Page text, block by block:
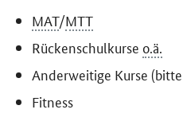
MAT/MTT
Rückenschulkurseo.ä.
Anderweitige Kurse
Fitness